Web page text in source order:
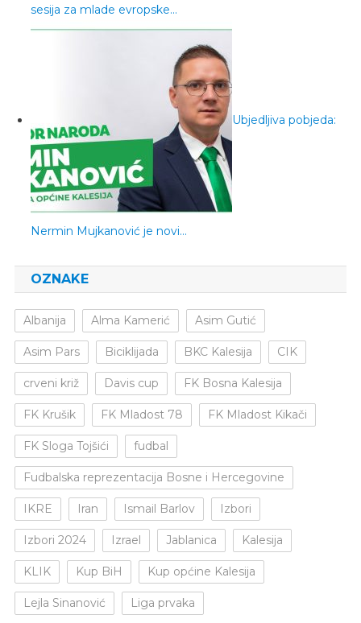
sesija za mlade evropske…
Ubjedljiva pobjeda:
Nermin Mujkanović je novi…
OZNAKE
Albanija Alma Kamerić Asim Gutić
Asim Pars Biciklijada BKC Kalesija CIK
crveni križ Davis cup FK Bosna Kalesija
FK Krušik FK Mladost 78 FK Mladost Kikači
FK Sloga Tojšići fudbal
Fudbalska reprezentacija Bosne i Hercegovine
IKRE Iran Ismail Barlov Izbori
Izbori 2024 Izrael Jablanica Kalesija
KLIK Kup BiH Kup općine Kalesija
Lejla Sinanović Liga prvaka